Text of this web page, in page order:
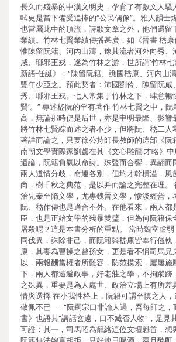
長久而殘暴的中漢文明史，孕育了有數文人騷
軾更是當下備受追捧的“公民偶像”。雅人韻士
也當屬此中的頂流，詩歌文章之外，他們還留
業績。竹林七賢業績傳播甚廣，如《晉書·嵇
惟陳留阮籍、河內山濤，豫其流者河外向秀、
咸、瑯邪王戎，遂為竹林之游，世所謂‘竹林七
新語·任誕》：“陳留阮籍、譙國嵇康、河內山
豐年少亞之。預此契者：沛國劉伶、陳留阮咸
秀、瑯邪王戎。七人常集于竹林之下，肆意暢
賢’。” 專述嵇阮的罕有著作 竹林七賢之中，
高，無論那時仍是后世，亦是申明最隆、影響
將竹林七賢綜而述之者不少，但將阮、嵇二人
著詳而論之，只要徐公持師長教師的這部《阮
南朝文學實際家劉勰在其《文心雕龍·才略》
遣論，阮籍負氣以命詩。殊聲而合響，異翮而
兩人道情分歧，命運各別，但均才幹橫溢，風
尚，樹千秋之典范，是以并而論之完整在理。
治先秦至隋文學，尤專魏晉文學，慘淡經營，
阮、嵇作傳也是適合不外。在他看來，兩人都
臣，也是正始文學的殘暴雙璧，但為何阮籍保
屠殺呢？這是本書分析的重點。 當時魏室虛
同伐異，誅除非己，而阮籍與嵇康皆奉行儀
康，其妻為曹操之曾孫女，更是看不慣司馬兄
以，兩報酬當權者所難容，防范摸索，屢屢
下，兩人都遠避政事，好老莊之學，不拘蹤跡
之殊異，重要是為人處世、政治立場上有所差
情與選擇 在小我性格上，阮籍可謂至慎之人
敬佩不已——“阮嗣宗口非論人過，吾每師之，
書》也語其“講話玄遠，口不臧否人物”，足見
可證：其一，司馬昭為籠絡這位文壇魁首，想